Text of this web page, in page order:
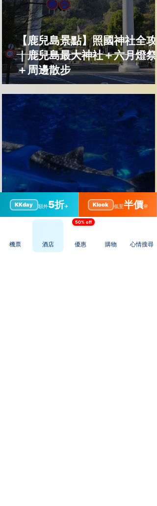
【鹿兒島景點】照國神社全攻
｜鹿兒島最大神社＋六月燈祭
＋周邊散步
【鹿兒島景點】鹿兒島水族館
攻略｜海豚表演＋黑潮大水槽
KKday 額外5折✈️ Klook 低至半價🌸
機票 酒店
50% off
優惠 購物 心情搜尋